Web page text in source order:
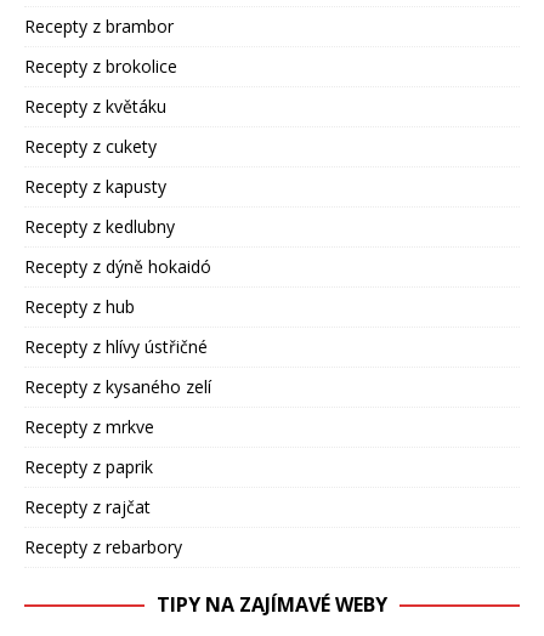
Recepty z brambor
Recepty z brokolice
Recepty z květáku
Recepty z cukety
Recepty z kapusty
Recepty z kedlubny
Recepty z dýně hokaidó
Recepty z hub
Recepty z hlívy ústřičné
Recepty z kysaného zelí
Recepty z mrkve
Recepty z paprik
Recepty z rajčat
Recepty z rebarbory
TIPY NA ZAJÍMAVÉ WEBY